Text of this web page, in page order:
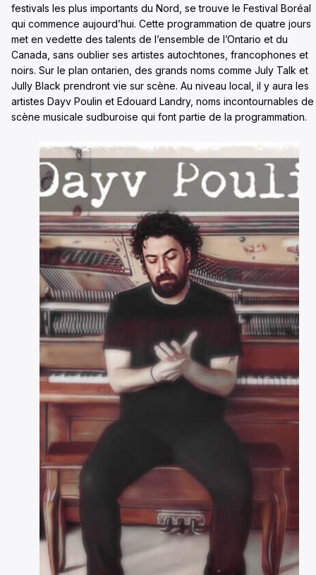
festivals les plus importants du Nord, se trouve le Festival Boréal
qui commence aujourd’hui. Cette programmation de quatre jours
met en vedette des talents de l’ensemble de l’Ontario et du
Canada, sans oublier ses artistes autochtones, francophones et
noirs. Sur le plan ontarien, des grands noms comme July Talk et
Jully Black prendront vie sur scène. Au niveau local, il y aura les
artistes Dayv Poulin et Edouard Landry, noms incontournables de
scène musicale sudburoise qui font partie de la programmation.